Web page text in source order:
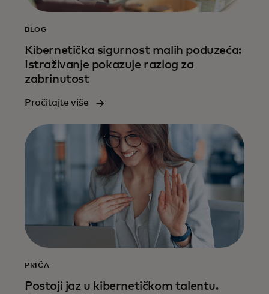
BLOG
Kibernetička sigurnost malih poduzeća:
Istraživanje pokazuje razlog za
zabrinutost
Pročitajte više
PRIČA
Postoji jaz u kibernetičkom talentu.